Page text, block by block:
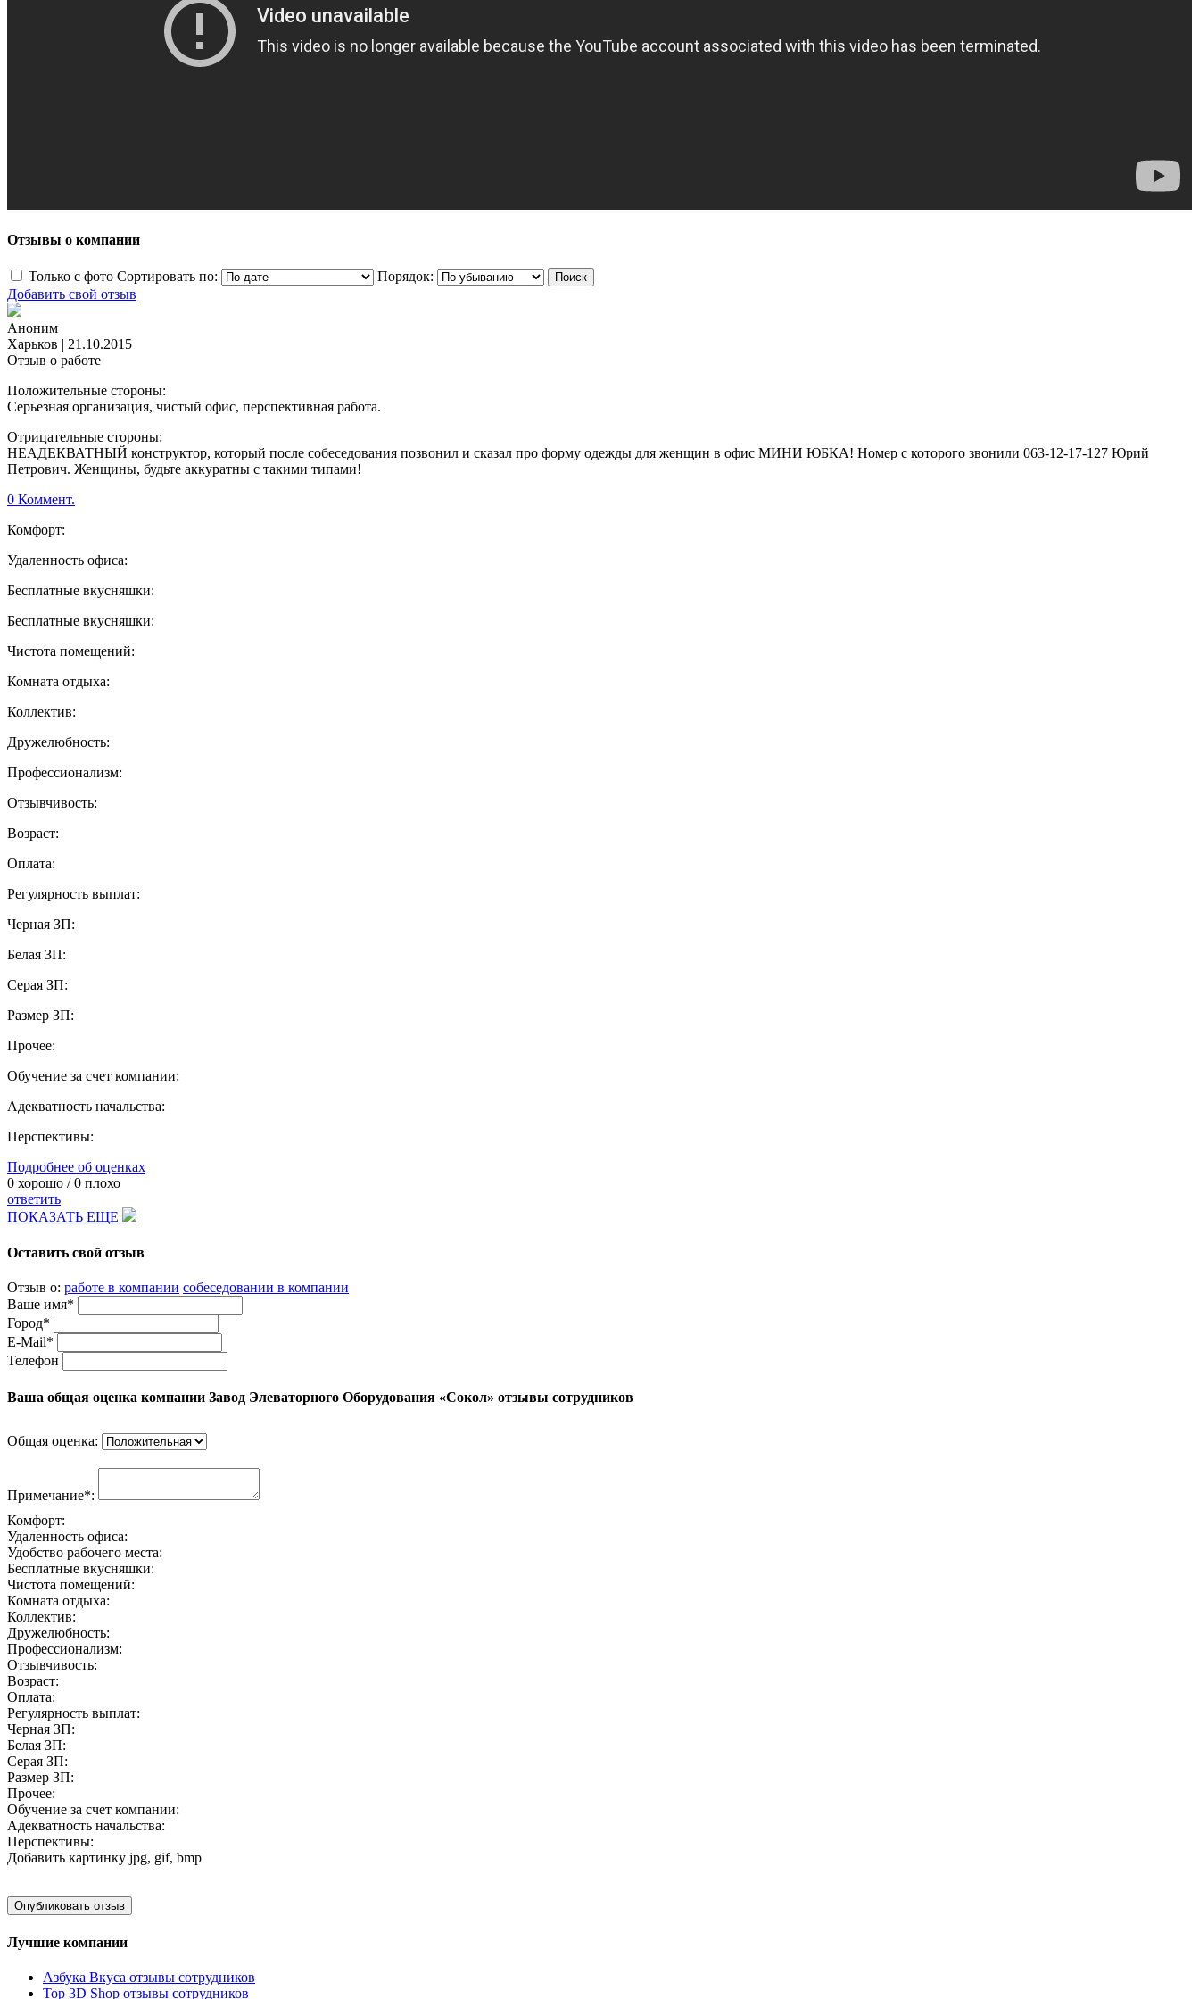
Отзывы о компании
Только с фото Сортировать по:
Порядок:
Добавить свой отзыв
Аноним
Харьков | 21.10.2015
Отзыв о работе
Положительные стороны:
Серьезная организация, чистый офис, перспективная работа.
Отрицательные стороны:
НЕАДЕКВАТНЫЙ конструктор, который после собеседования позвонил и сказал про форму одежды для женщин в офис МИНИ ЮБКА! Номер с которого звонили 063-12-17-127 Юрий
Петрович. Женщины, будьте аккуратны с такими типами!
0 Коммент.
Комфорт:
Удаленность офиса:
Бесплатные вкусняшки:
Бесплатные вкусняшки:
Чистота помещений:
Комната отдыха:
Коллектив:
Дружелюбность:
Профессионализм:
Отзывчивость:
Возраст:
Оплата:
Регулярность выплат:
Черная ЗП:
Белая ЗП:
Серая ЗП:
Размер ЗП:
Прочее:
Обучение за счет компании:
Адекватность начальства:
Перспективы:
Подробнее об оценках
0 хорошо /0 плохо
ответить
ПОКАЗАТЬ ЕЩЕ
Оставить свой отзыв
Отзыв о: работе в компании собеседовании в компании
Ваше имя*
Город*
E-Mail*
Телефон
Ваша общая оценка компании Завод Элеваторного Оборудования «Сокол» отзывы сотрудников
Общая оценка:
Примечание*:
Комфорт:
Удаленность офиса:
Удобство рабочего места:
Бесплатные вкусняшки:
Чистота помещений:
Комната отдыха:
Коллектив:
Дружелюбность:
Профессионализм:
Отзывчивость:
Возраст:
Оплата:
Регулярность выплат:
Черная ЗП:
Белая ЗП:
Серая ЗП:
Размер ЗП:
Прочее:
Обучение за счет компании:
Адекватность начальства:
Перспективы:
Добавить картинку jpg, gif, bmp
Лучшие компании
Азбука Вкуса отзывы сотрудников
Top 3D Shop отзывы сотрудников